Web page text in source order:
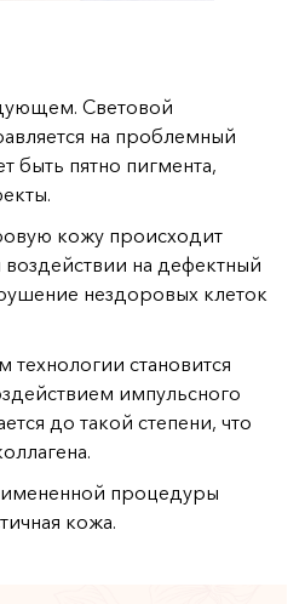
событию
(25+)
Световой
на проблемный
быть пятно пигмента,
кожу происходит
на дефектный
нездоровых клеток
становится
импульсного
до такой степени, что
процедуры
кожа.